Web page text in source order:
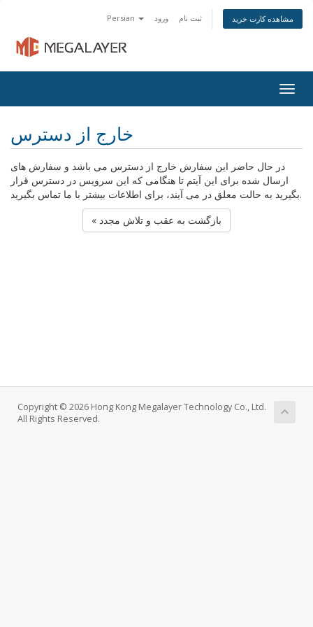
Persian ورود ثبت نام مشاهده کارت خرید
خارج از دسترس
در حال حاضر این سفارش خارج از دسترس می باشد و سفارش های
ارسال شده برای این آیتم تا هنگامی که این سرویس در دسترس قرار
بگیرید به حالت معلق در می آیند، برای اطلاعات بیشتر با ما تماس بگیرید.
« بازگشت به عقب و تلاش مجدد
Copyright © 2026 Hong Kong Megalayer Technology Co., Ltd.
All Rights Reserved.